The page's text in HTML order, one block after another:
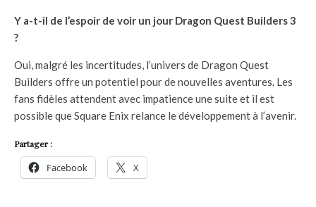
Y a-t-il de l’espoir de voir un jour Dragon Quest Builders 3
?
Oui, malgré les incertitudes, l’univers de Dragon Quest
Builders offre un potentiel pour de nouvelles aventures. Les
fans fidèles attendent avec impatience une suite et il est
possible que Square Enix relance le développement à l’avenir.
Partager :
Facebook X